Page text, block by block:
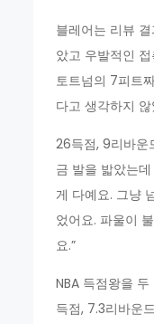
블레어는 리뷰
았고 우발적인
토트넘의 7피트
다고 생각하지
26득점, 9리바운
금 발을 밟았는
게 다예요. 그냥
었어요. 파울이
요.”
NBA 득점왕을
득점, 7.3리바운